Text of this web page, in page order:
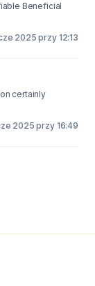
Beneficial
2025 przy 12:13
certainly
2025 przy 16:49